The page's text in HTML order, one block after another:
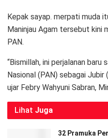
Kepak sayap. merpati muda
Maninjau Agam tersebut kini
PAN.
“Bismillah, ini perjalanan baru
Nasional (PAN) sebagai Jubir
ujar Febry Wahyuni Sabran,
Lihat Juga
32 Pramuka